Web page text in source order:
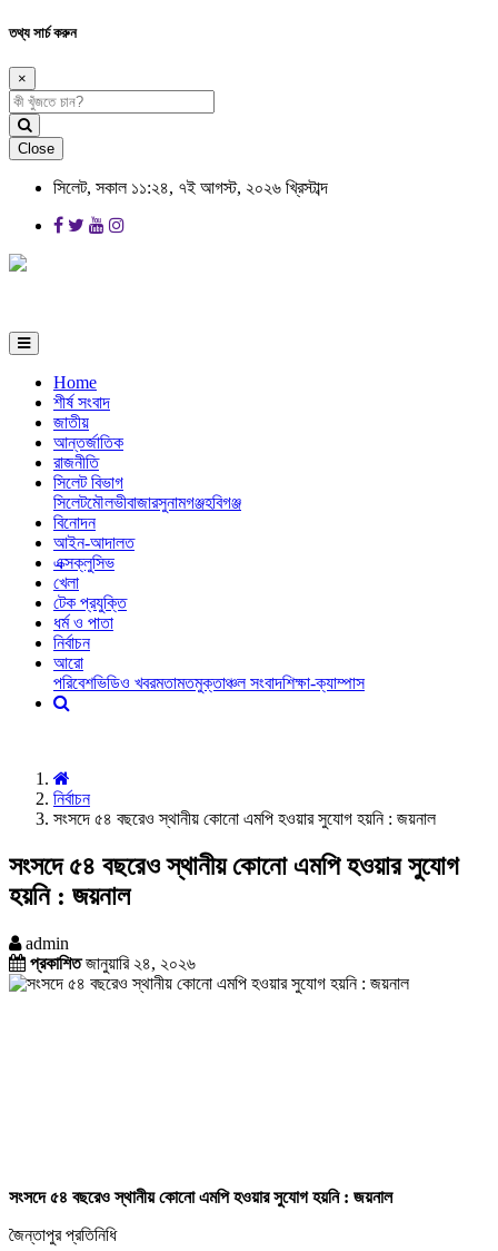
তথ্য সার্চ করুন
×
Close
সিলেট, সকাল ১১:২৪, ৭ই আগস্ট, ২০২৬ খ্রিস্টাব্দ
Home
শীর্ষ সংবাদ
জাতীয়
আন্তর্জাতিক
রাজনীতি
সিলেট বিভাগ
সিলেটমৌলভীবাজারসুনামগঞ্জহবিগঞ্জ
বিনোদন
আইন-আদালত
এক্সক্লুসিভ
খেলা
টেক প্রযুক্তি
ধর্ম ও পাতা
নির্বাচন
আরো
পরিবেশভিডিও খবরমতামতমুক্তাঞ্চল সংবাদশিক্ষা-ক্যাম্পাস
নির্বাচন
সংসদে ৫৪ বছরেও স্থানীয় কোনো এমপি হওয়ার সুযোগ হয়নি : জয়নাল
সংসদে ৫৪ বছরেও স্থানীয় কোনো এমপি হওয়ার সুযোগ
হয়নি : জয়নাল
admin
প্রকাশিতজানুয়ারি ২৪, ২০২৬
সংসদে ৫৪ বছরেও স্থানীয় কোনো এমপি হওয়ার সুযোগ হয়নি : জয়নাল
জৈন্তাপুর প্রতিনিধি